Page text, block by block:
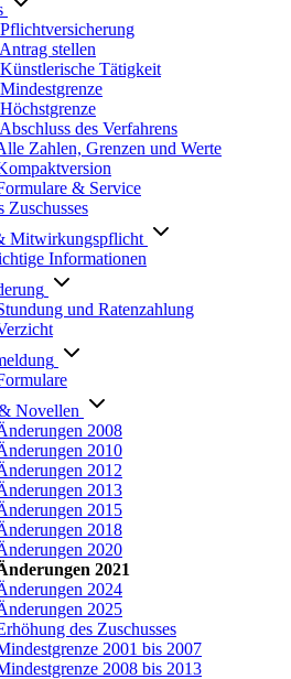
stellen
Tätigkeit
des Verfahrens
Zahlen, Grenzen und Werte
& Service
Zuschusses
Mitwirkungspflicht
Informationen
und Ratenzahlung
Novellen
2008
2010
2012
2013
2015
2018
2020
2021
2024
2025
des Zuschusses
2001 bis 2007
2008 bis 2013